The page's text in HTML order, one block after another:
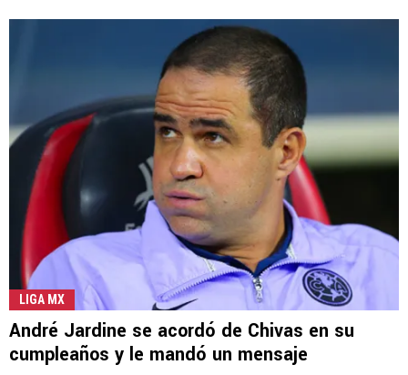
LIGA MX
André Jardine se acordó de Chivas en su
cumpleaños y le mandó un mensaje